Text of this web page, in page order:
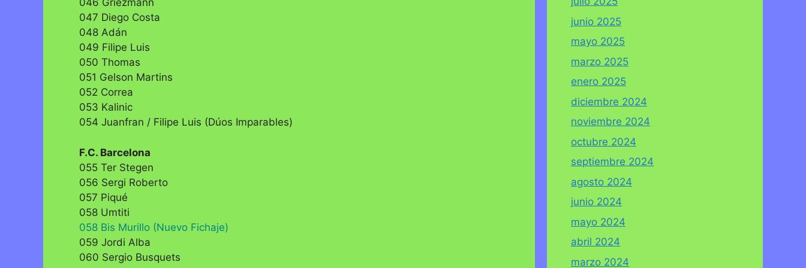
046 Griezmann
047 Diego Costa
048 Adán
049 Filipe Luis
050 Thomas
051 Gelson Martins
052 Correa
053 Kalinic
054 Juanfran / Filipe Luis (Dúos Imparables)
F.C. Barcelona
055 Ter Stegen
056 Sergi Roberto
057 Piqué
058 Umtiti
058 Bis Murillo (Nuevo Fichaje)
059 Jordi Alba
060 Sergio Busquets
junio 2025
mayo 2025
marzo 2025
enero 2025
diciembre 2024
noviembre 2024
octubre 2024
septiembre 2024
agosto 2024
junio 2024
mayo 2024
abril 2024
marzo 2024